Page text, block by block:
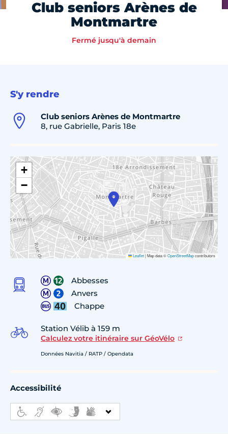
Club seniors Arènes de
Montmartre
Fermé jusqu'à demain
S'y rendre
Club seniors Arènes de Montmartre
8, rue Gabrielle, Paris 18e
+
−
Leaflet|Map data ©OpenStreetMapcontributors
Abbesses
Anvers
Chappe
Station Vélib à 159 m
Calculez votre itinéraire sur GéoVélo
Données Navitia / RATP / Opendata
Accessibilité